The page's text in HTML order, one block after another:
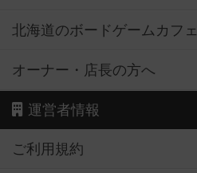
北海道のボードゲームカフェ
オーナー・店長の方へ
運営者情報
ご利用規約